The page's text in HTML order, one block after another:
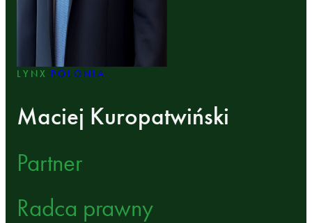
LYNX POLONIA
Maciej Kuropatwiński
Partner
Radca prawny